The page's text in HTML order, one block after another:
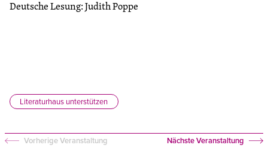
Deutsche Lesung: Judith Poppe
Literaturhaus unterstützen
Vorherige Veranstaltung Nächste Veranstaltung